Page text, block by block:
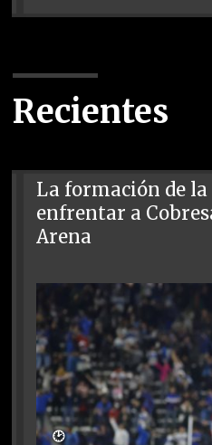
Recientes
La formación de la
enfrentar a
Arena
🕑